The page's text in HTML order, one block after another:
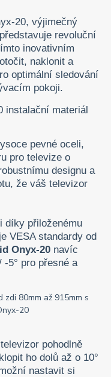
20, výjimečný
revoluční
inovativním
naklonit a
optimální sledování
pokoji.
pevné oceli,
pro televize o
designu a
že váš televizor
díky přiloženému
VESA standardy od
Onyx-20 navíc
5° pro přesné a
pohodlně
ho dolů až o 10°
nastavit si